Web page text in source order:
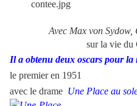
Avec Max von
sur la vie du
Il a obtenu deux oscars pour
le premier en 1951
avec le drame Une Place au